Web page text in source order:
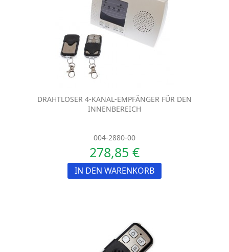
DRAHTLOSER 4-KANAL-EMPFÄNGER FÜR DEN
INNENBEREICH
004-2880-00
278,85 €
IN DEN WARENKORB